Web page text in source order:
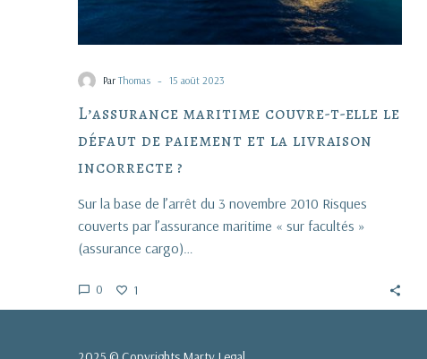
Par Thomas - 15 août 2023
L’assurance maritime couvre-t-elle le
défaut de paiement et la livraison
incorrecte ?
Sur la base de l’arrêt du 3 novembre 2010 Risques
couverts par l’assurance maritime « sur facultés »
(assurance cargo)…
0 1